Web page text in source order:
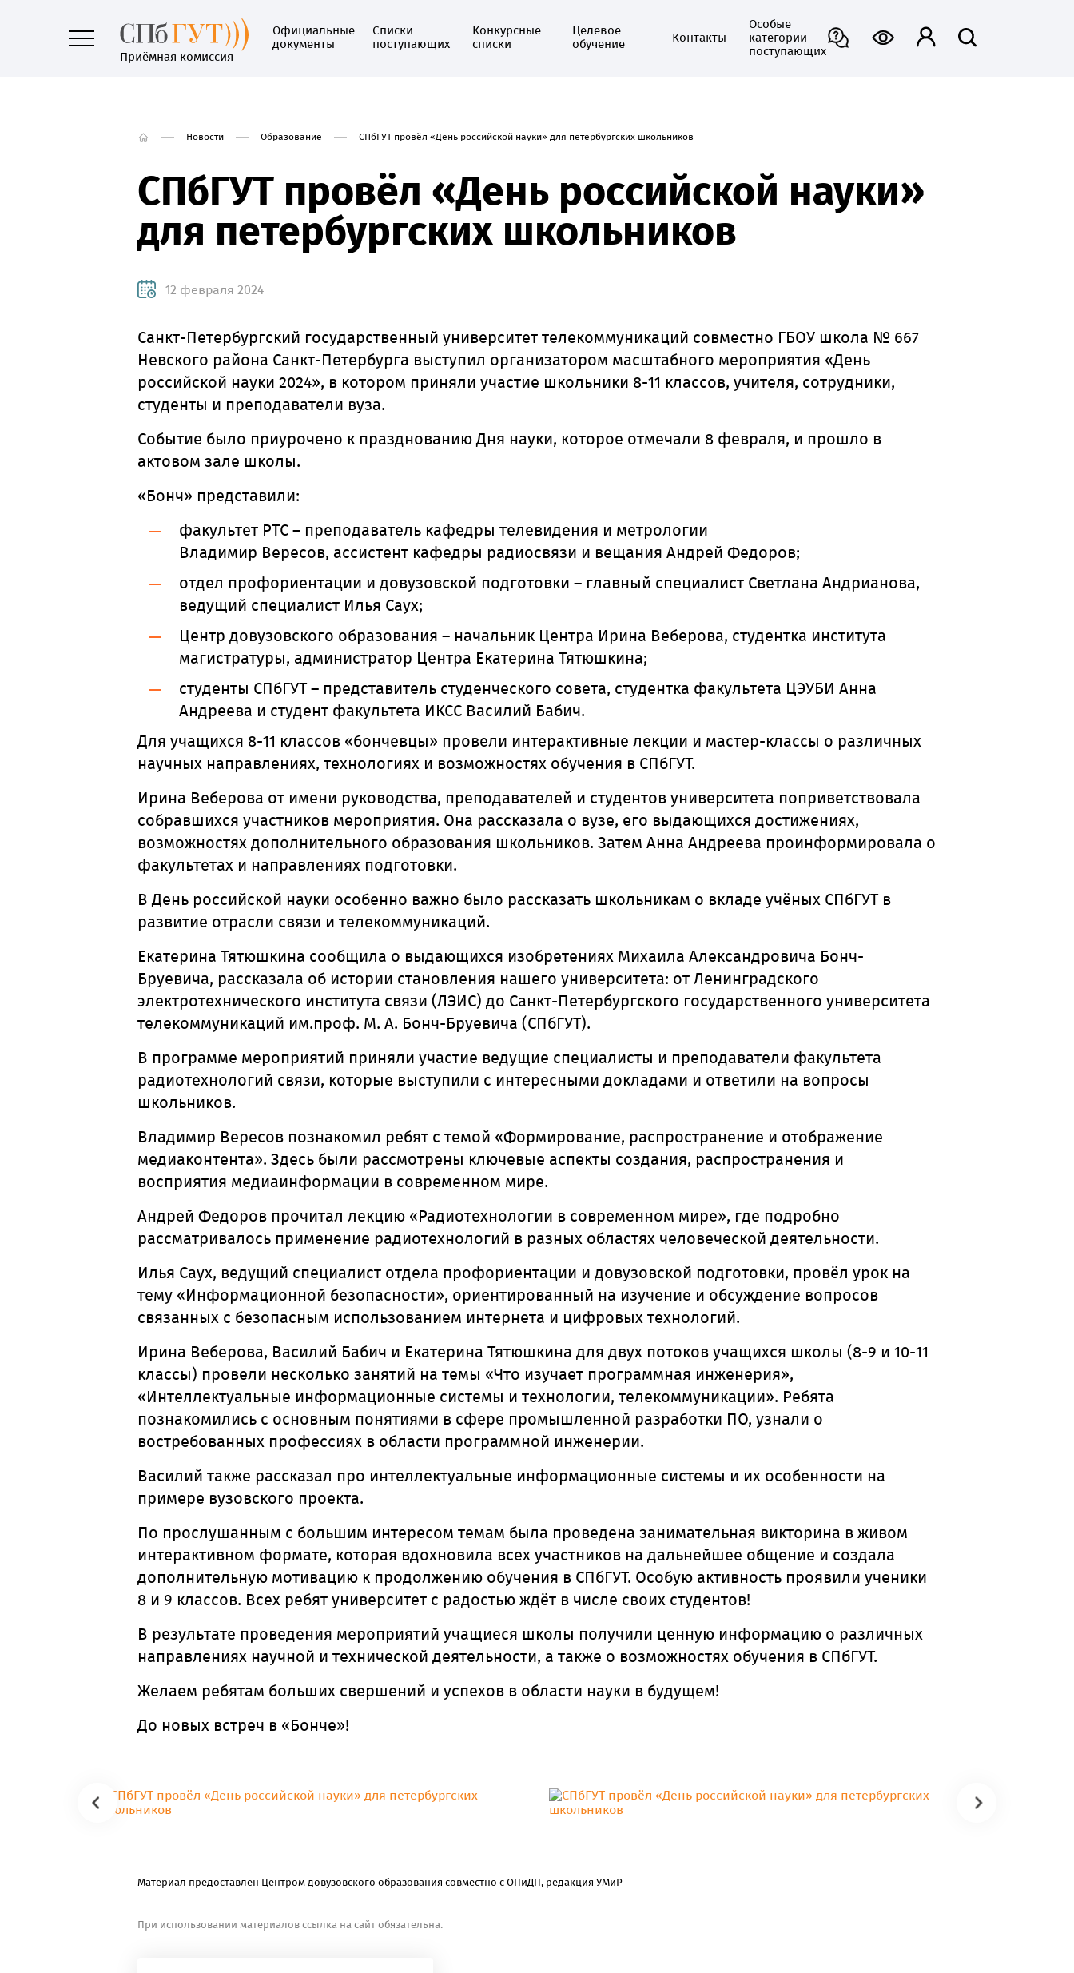
Приёмная комиссия
Официальные
документы
Списки
поступающих
Конкурсные
списки
Целевое
обучение
Контакты
Особые
категории
поступающих
Новости Образование СПбГУТ провёл «День российской науки» для петербургских школьников
СПбГУТ провёл «День российской науки»
для петербургских школьников
12 февраля 2024
Санкт-Петербургский государственный университет телекоммуникаций совместно ГБОУ школа № 667
Невского района Санкт-Петербурга выступил организатором масштабного мероприятия «День
российской науки 2024», в котором приняли участие школьники 8-11 классов, учителя, сотрудники,
студенты и преподаватели вуза.
Событие было приурочено к празднованию Дня науки, которое отмечали 8 февраля, и прошло в
актовом зале школы.
«Бонч» представили:
факультет РТС – преподаватель кафедры телевидения и метрологии
Владимир Вересов, ассистент кафедры радиосвязи и вещания Андрей Федоров;
отдел профориентации и довузовской подготовки – главный специалист Светлана Андрианова,
ведущий специалист Илья Саух;
Центр довузовского образования – начальник Центра Ирина Веберова, студентка института
магистратуры, администратор Центра Екатерина Тятюшкина;
студенты СПбГУТ – представитель студенческого совета, студентка факультета ЦЭУБИ Анна
Андреева и студент факультета ИКСС Василий Бабич.
Для учащихся 8-11 классов «бончевцы» провели интерактивные лекции и мастер-классы о различных
научных направлениях, технологиях и возможностях обучения в СПбГУТ.
Ирина Веберова от имени руководства, преподавателей и студентов университета поприветствовала
собравшихся участников мероприятия. Она рассказала о вузе, его выдающихся достижениях,
возможностях дополнительного образования школьников. Затем Анна Андреева проинформировала о
факультетах и направлениях подготовки.
В День российской науки особенно важно было рассказать школьникам о вкладе учёных СПбГУТ в
развитие отрасли связи и телекоммуникаций.
Екатерина Тятюшкина сообщила о выдающихся изобретениях Михаила Александровича Бонч-
Бруевича, рассказала об истории становления нашего университета: от Ленинградского
электротехнического института связи (ЛЭИС) до Санкт-Петербургского государственного университета
телекоммуникаций им.проф. М. А. Бонч-Бруевича (СПбГУТ).
В программе мероприятий приняли участие ведущие специалисты и преподаватели факультета
радиотехнологий связи, которые выступили с интересными докладами и ответили на вопросы
школьников.
Владимир Вересов познакомил ребят с темой «Формирование, распространение и отображение
медиаконтента». Здесь были рассмотрены ключевые аспекты создания, распространения и
восприятия медиаинформации в современном мире.
Андрей Федоров прочитал лекцию «Радиотехнологии в современном мире», где подробно
рассматривалось применение радиотехнологий в разных областях человеческой деятельности.
Илья Саух, ведущий специалист отдела профориентации и довузовской подготовки, провёл урок на
тему «Информационной безопасности», ориентированный на изучение и обсуждение вопросов
связанных с безопасным использованием интернета и цифровых технологий.
Ирина Веберова, Василий Бабич и Екатерина Тятюшкина для двух потоков учащихся школы (8-9 и 10-11
классы) провели несколько занятий на темы «Что изучает программная инженерия»,
«Интеллектуальные информационные системы и технологии, телекоммуникации». Ребята
познакомились с основным понятиями в сфере промышленной разработки ПО, узнали о
востребованных профессиях в области программной инженерии.
Василий также рассказал про интеллектуальные информационные системы и их особенности на
примере вузовского проекта.
По прослушанным с большим интересом темам была проведена занимательная викторина в живом
интерактивном формате, которая вдохновила всех участников на дальнейшее общение и создала
дополнительную мотивацию к продолжению обучения в СПбГУТ. Особую активность проявили ученики
8 и 9 классов. Всех ребят университет с радостью ждёт в числе своих студентов!
В результате проведения мероприятий учащиеся школы получили ценную информацию о различных
направлениях научной и технической деятельности, а также о возможностях обучения в СПбГУТ.
Желаем ребятам больших свершений и успехов в области науки в будущем!
До новых встреч в «Бонче»!
Материал предоставлен Центром довузовского образования совместно с ОПиДП, редакция УМиР
При использовании материалов ссылка на сайт обязательна.